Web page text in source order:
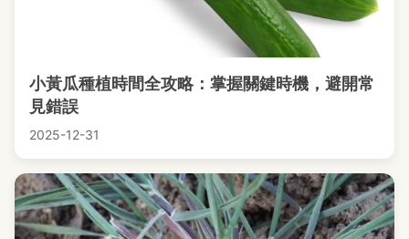
小黃瓜種植時間全攻略：掌握關鍵時機，避開常
見錯誤
2025-12-31